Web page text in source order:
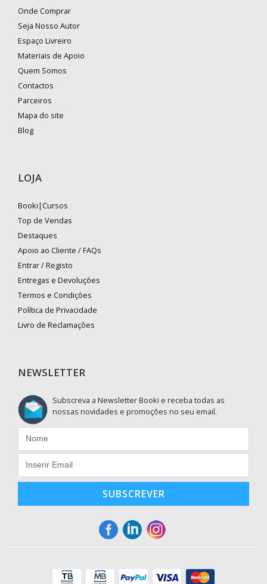
Onde Comprar
Seja Nosso Autor
Espaço Livreiro
Materiais de Apoio
Quem Somos
Contactos
Parceiros
Mapa do site
Blog
LOJA
Booki|Cursos
Top de Vendas
Destaques
Apoio ao Cliente / FAQs
Entrar / Registo
Entregas e Devoluções
Termos e Condições
Política de Privacidade
Livro de Reclamações
NEWSLETTER
Subscreva a Newsletter Booki e receba todas as
nossas novidades e promoções no seu email.
SUBSCREVER